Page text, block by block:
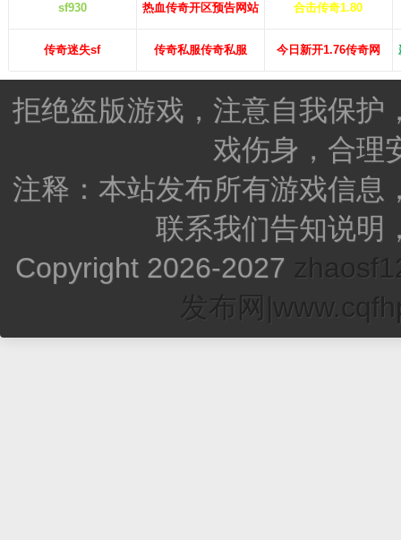
sf930 热血传奇开区预告网站 合击传奇1.80
传奇迷失sf 传奇私服传奇私服 今日新开1.76传奇网
拒绝盗版游戏，注意自我保护
戏伤身，合理
注释：本站发布所有游戏信息
联系我们告知说明
Copyright 2026-2027
发布网